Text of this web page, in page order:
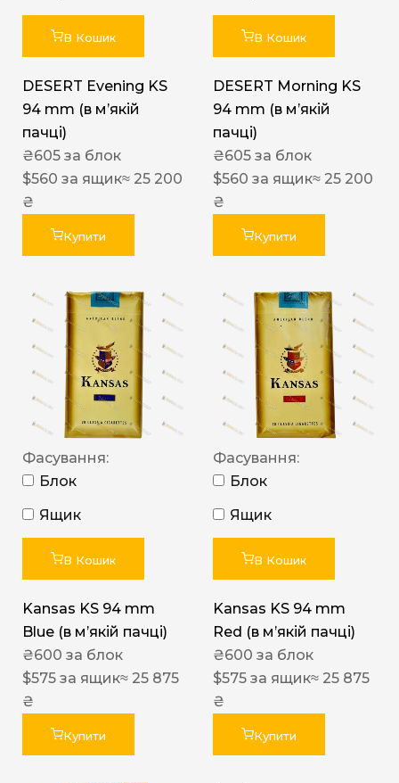
В Кошик
DESERT Evening KS
94 mm (в мʼякій
пачці)
₴605 за блок
$560 за ящик≈ 25 200
₴
Купити
В Кошик
DESERT Morning KS
94 mm (в мʼякій
пачці)
₴605 за блок
$560 за ящик≈ 25 200
₴
Купити
Фасування:
Блок
Ящик
В Кошик
Kansas KS 94 mm
Blue (в мʼякій пачці)
₴600 за блок
$575 за ящик≈ 25 875
₴
Купити
Фасування:
Блок
Ящик
В Кошик
Kansas KS 94 mm
Red (в мʼякій пачці)
₴600 за блок
$575 за ящик≈ 25 875
₴
Купити